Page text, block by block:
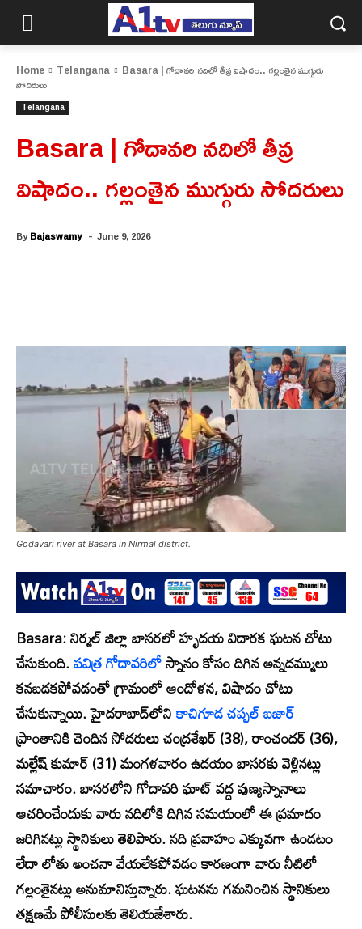
Home Telangana Basara | గోదావరి నదిలో తీవ్ర విషాదం.. గల్లంతైన ముగ్గురు
సోదరులు
Telangana
Basara | గోదావరి నదిలో తీవ్ర
విషాదం.. గల్లంతైన ముగ్గురు సోదరులు
ByBajaswamy - June 9, 2026
Godavari river at Basara in Nirmal district.
Basara:నిర్మల్ జిల్లా బాసరలో హృదయ విదారక ఘటన చోటు
చేసుకుంది.పవిత్ర గోదావరిలోస్నానం కోసం దిగిన అన్నదమ్ములు
కనబడకపోవడంతో గ్రామంలో ఆందోళన, విషాదం చోటు
చేసుకున్నాయి. హైదరాబాద్‌లోనికాచిగూడ చప్పల్ బజార్
ప్రాంతానికి చెందిన సోదరులు చంద్రశేఖర్ (38), రాంచందర్ (36),
మల్లేష్ కుమార్ (31) మంగళవారం ఉదయం బాసరకు వెళ్లినట్లు
సమాచారం. బాసరలోని గోదావరి ఘాట్ వద్ద పుణ్యస్నానాలు
ఆచరించేందుకు వారు నదిలోకి దిగిన సమయంలో ఈ ప్రమాదం
జరిగినట్లు స్థానికులు తెలిపారు. నది ప్రవాహం ఎక్కువగా ఉండటం
లేదా లోతు అంచనా వేయలేకపోవడం కారణంగా వారు నీటిలో
గల్లంతైనట్లు అనుమానిస్తున్నారు. ఘటనను గమనించిన స్థానికులు
తక్షణమే పోలీసులకు తెలియజేశారు.